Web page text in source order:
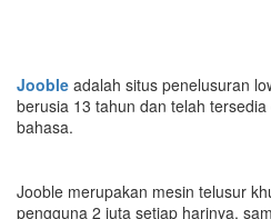
Jooble adalah situs penelusuran
berusia 13 tahun dan telah
bahasa.
Jooble merupakan mesin telusur
pengguna 2 juta setiap harinya,